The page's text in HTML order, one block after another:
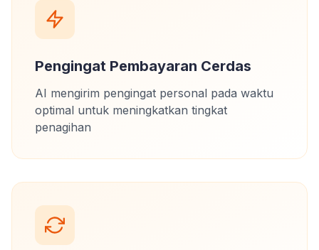
Pengingat Pembayaran Cerdas
AI mengirim pengingat personal pada waktu
optimal untuk meningkatkan tingkat
penagihan